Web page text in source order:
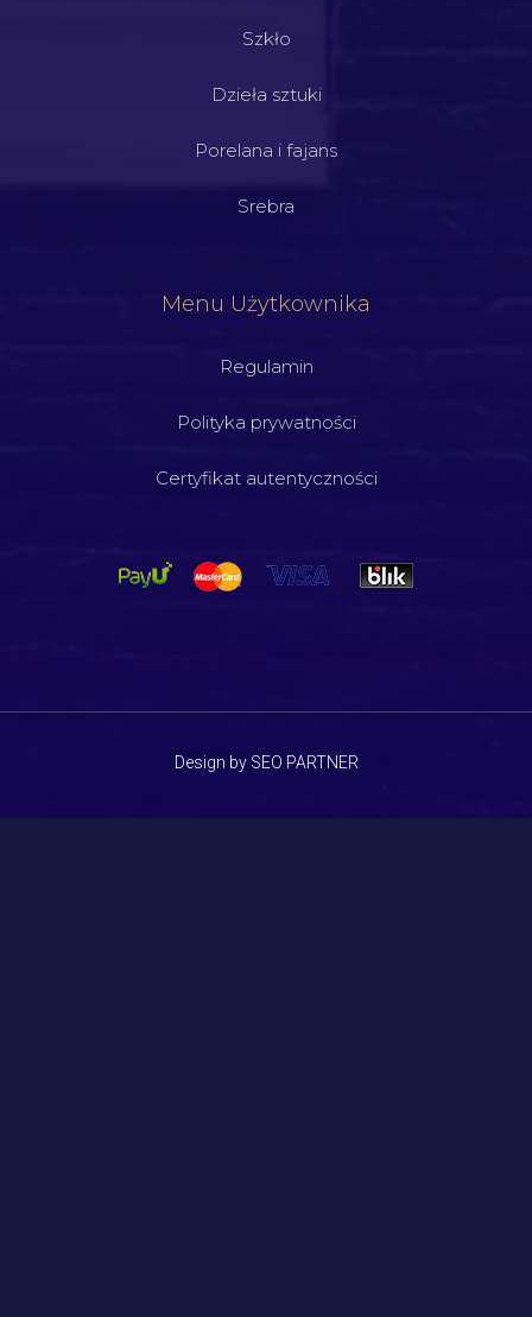
Szkło
Dzieła sztuki
Porelana i fajans
Srebra
Menu Użytkownika
Regulamin
Polityka prywatności
Certyfikat autentyczności
Design by SEO PARTNER